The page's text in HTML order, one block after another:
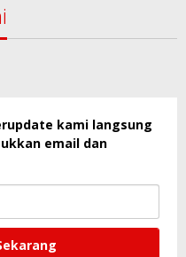
kami langsung
email dan